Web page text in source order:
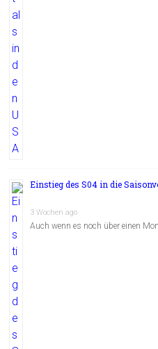
Einstieg des S04 in die
3 Wochen ago
Auch wenn es noch über einen